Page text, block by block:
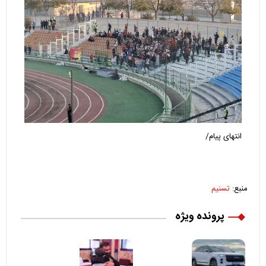
انتهای پیام/
منبع: تسنیم
پرونده ویژه